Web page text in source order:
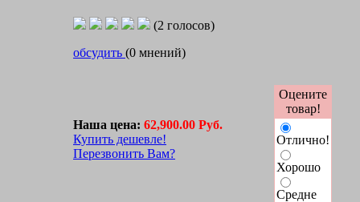
(2 голосов)
обсудить (0 мнений)
Наша цена: 62,900.00 Руб.
Купить дешевле!
Перезвонить Вам?
Оцените
товар!
Отлично!
Хорошо
Средне